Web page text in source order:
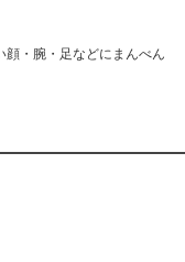
顔・腕・足などにまんべん